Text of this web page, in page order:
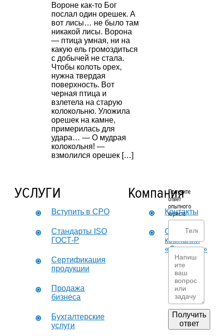
Вороне как-то Бог
послал один орешек. А
вот лисы… не было там
никакой лисы. Ворона
— птица умная, ни на
какую ель громоздиться
с добычей не стала.
Чтобы колоть орех,
нужна твердая
поверхность. Вот
черная птица и
взлетела на старую
колокольню. Уложила
орешек на камне,
примерилась для
удара… — О мудрая
колокольня! —
взмолился орешек […]
УСЛУГИ
Вступить в СРО
Стандарты ISO
ГОСТ-Р
Сертификация
продукции
Продажа
бизнеса
Бухгалтерские
услуги
Компания
Контакты
О
компании
«Дикастер»
Получите
ответ
опытного
юриста
Получить
ответ